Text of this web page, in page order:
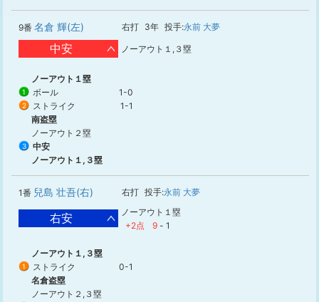
9番 名倉 輝(左) 右打 3年 投手:永前 大夢
中安 ノーアウト１,３塁
ノーアウト１塁
1 ボール 1-0
2 ストライク
1-1
南盗塁
ノーアウト２塁
3
中安
ノーアウト１,３塁
1番 兒島 壮吾(右) 右打 投手:永前 大夢
右安
ノーアウト１塁
+2点
9 - 1
ノーアウト１,３塁
1 ストライク
0-1
名倉盗塁
ノーアウト２,３塁